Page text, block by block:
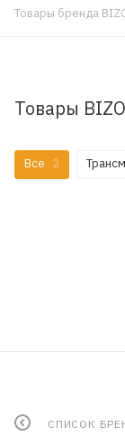
Товары бренда
Товары
Все 2
СПИСОК